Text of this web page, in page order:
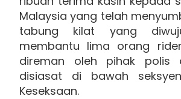
Malaysia yang telah
tabung kilat yang
membantu lima orang
direman oleh pihak polis
disiasat di bawah
Keseksaan.